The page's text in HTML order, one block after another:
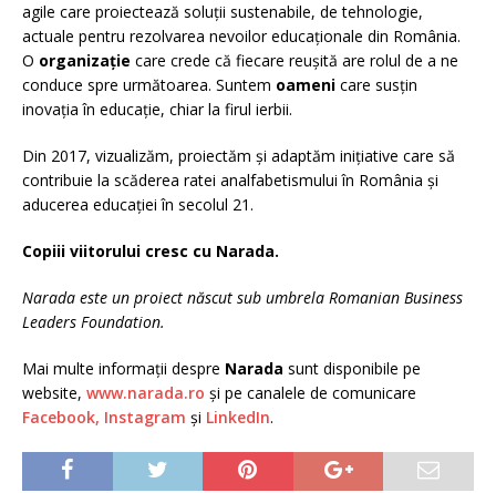
agile care proiectează soluții sustenabile, de tehnologie,
actuale pentru rezolvarea nevoilor educaționale din România.
O organizație care crede că fiecare reușită are rolul de a ne
conduce spre următoarea. Suntem oameni care susțin
inovația în educație, chiar la firul ierbii.
Din 2017, vizualizăm, proiectăm și adaptăm inițiative care să
contribuie la scăderea ratei analfabetismului în România și
aducerea educației în secolul 21.
Copiii viitorului cresc cu Narada.
Narada este un proiect născut sub umbrela Romanian Business
Leaders Foundation.
Mai multe informații despre Narada sunt disponibile pe
website, www.narada.ro și pe canalele de comunicare
Facebook, Instagram și LinkedIn.